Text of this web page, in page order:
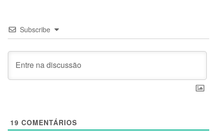
Subscribe
19 COMENTÁRIOS